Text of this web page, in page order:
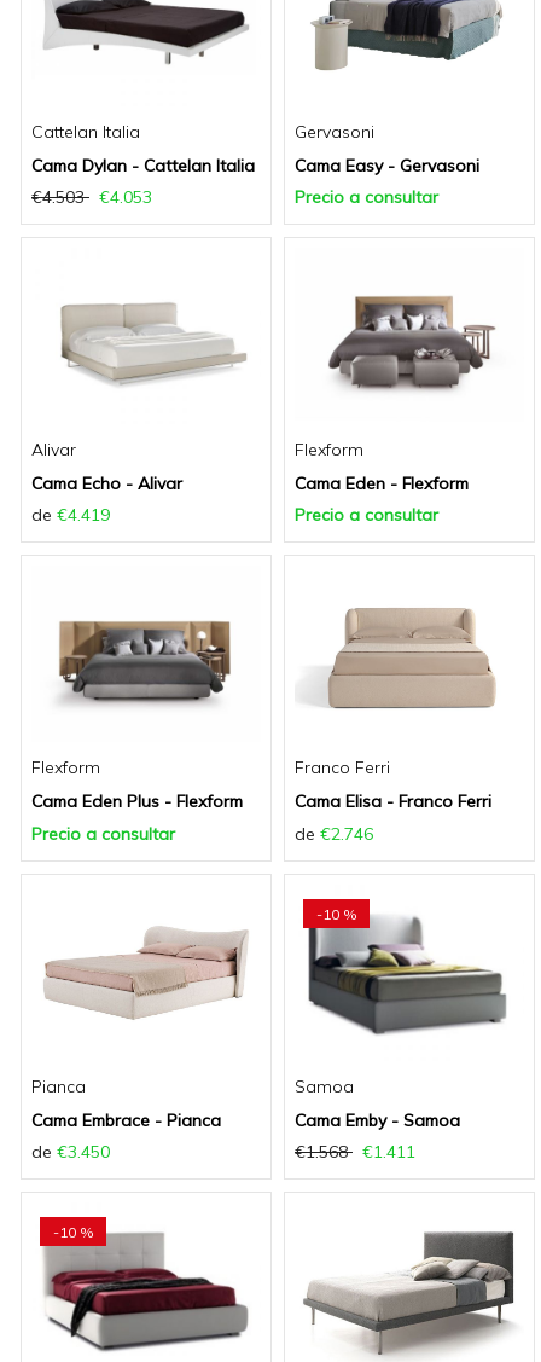
Cattelan Italia
Cama Dylan - Cattelan Italia
€4.503
€4.053
Gervasoni
Cama Easy - Gervasoni
Precio a consultar
Alivar
Cama Echo - Alivar
de €4.419
Flexform
Cama Eden - Flexform
Precio a consultar
Flexform
Cama Eden Plus - Flexform
Precio a consultar
Franco Ferri
Cama Elisa - Franco Ferri
de €2.746
Pianca
Cama Embrace - Pianca
de €3.450
-10 %
Samoa
Cama Emby - Samoa
€1.568
€1.411
-10 %